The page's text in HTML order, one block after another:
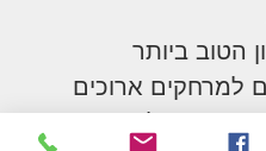
הטוב ביותר
למרחקים ארוכים
רבות של רכיבה.